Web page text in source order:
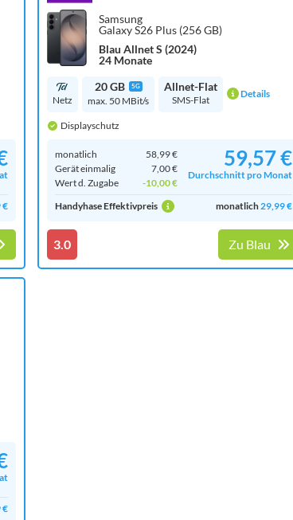
€
Samsung
Galaxy S26 Plus (256 GB)
Blau Allnet S (2024)
24 Monate
Netz
20 GB 5G
max. 50 MBit/s
Allnet-Flat
SMS-Flat Details
Displayschutz
monatlich
58,99 €
Gerät einmalig
7,00 €
Wert d. Zugabe
-10,00 €
59,57 €
Durchschnitt pro Monat
Handyhase Effektivpreis monatlich 29,99 €
3.0 Zu Blau
€